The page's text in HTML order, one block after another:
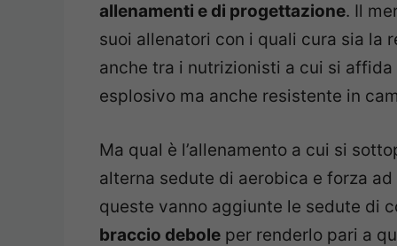
allenamenti e di progettazione. Il
suoi allenatori con i quali cura sia la
anche tra i nutrizionisti a cui si
esplosivo ma anche resistente in
Ma qual è l’allenamento a cui si
alterna sedute di aerobica e forza
queste vanno aggiunte le sedute di
braccio debole per renderlo pari a